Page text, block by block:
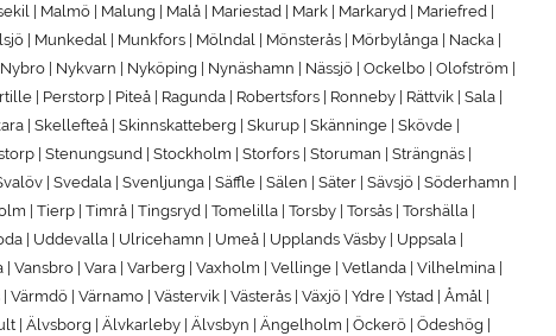
| Malmö | Malung | Malå | Mariestad | Mark | Markaryd | Mariefred |
| Munkedal | Munkfors | Mölndal | Mönsterås | Mörbylånga | Nacka |
| Nykvarn | Nyköping | Nynäshamn | Nässjö | Ockelbo | Olofström |
| Perstorp | Piteå | Ragunda | Robertsfors | Ronneby | Rättvik | Sala |
| Skellefteå | Skinnskatteberg | Skurup | Skänninge | Skövde |
| Stenungsund | Stockholm | Storfors | Storuman | Strängnäs |
| Svedala | Svenljunga | Säffle | Sälen | Säter | Sävsjö | Söderhamn |
| Tierp | Timrå | Tingsryd | Tomelilla | Torsby | Torsås | Torshälla |
| Uddevalla | Ulricehamn | Umeå | Upplands Väsby | Uppsala |
| Vara | Varberg | Vaxholm | Vellinge | Vetlanda | Vilhelmina |
| Värnamo | Västervik | Västerås | Växjö | Ydre | Ystad | Åmål |
| Älvsborg | Älvkarleby | Älvsbyn | Ängelholm | Öckerö | Ödeshög |